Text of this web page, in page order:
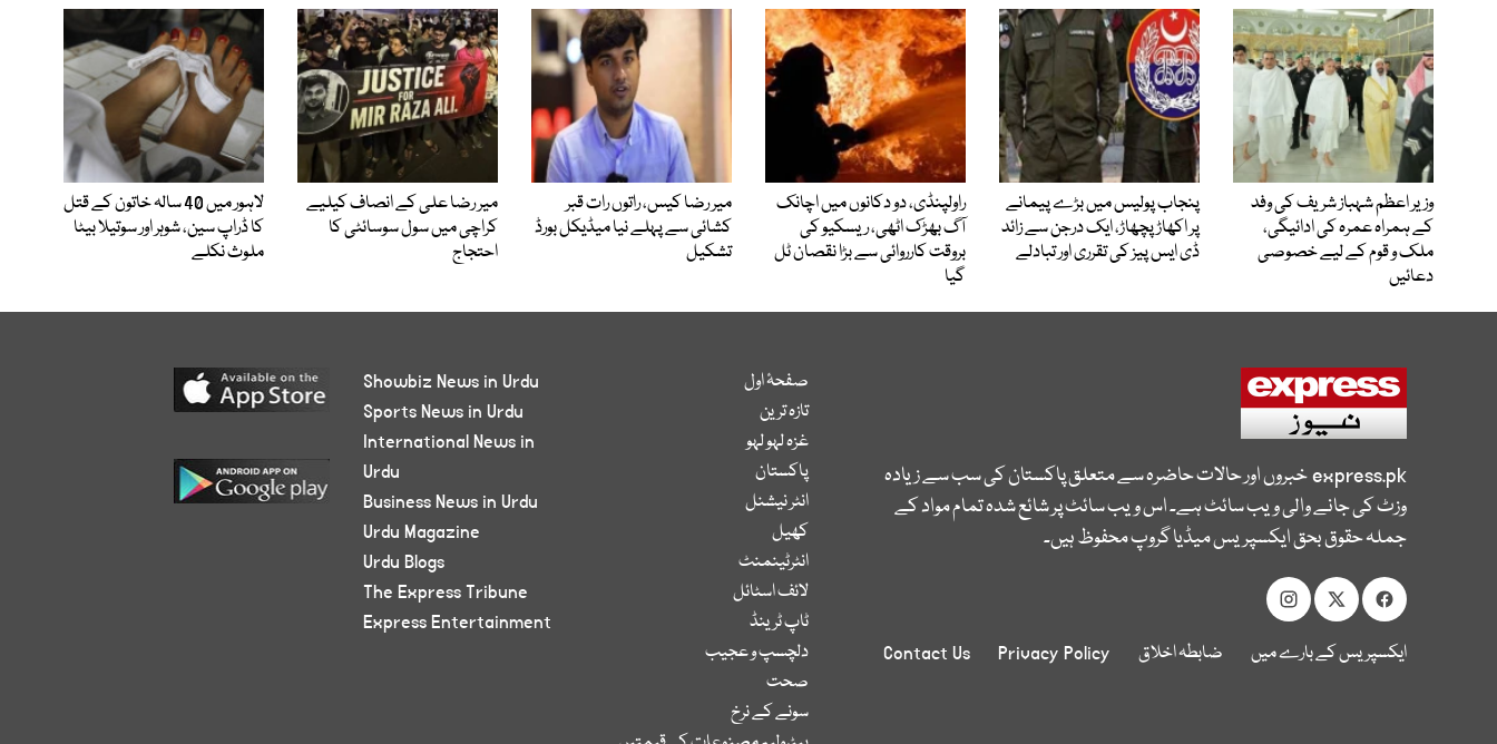
وزیر اعظم شہباز شریف کی وفد
کے ہمراہ عمرہ کی ادائیگی،
ملک و قوم کے لیے خصوصی
دعائیں
پنجاب پولیس میں بڑے پیمانے
پر اکھاڑ پچھاڑ، ایک درجن سے زائد
ڈی ایس پیز کی تقرری اور تبادلے
راولپنڈی، دو دکانوں میں اچانک
آگ بھڑک اٹھی، ریسکیو کی
بروقت کارروائی سے بڑا نقصان ٹل
گیا
میر رضا کیس، راتوں رات قبر
کشائی سے پہلے نیا میڈیکل بورڈ
تشکیل
میر رضا علی کے انصاف کیلیے
کراچی میں سول سوسائٹی کا
احتجاج
لاہور میں 40 سالہ خاتون کے قتل
کا ڈراپ سین، شوہر اور سوتیلا بیٹا
ملوث نکلے
express.pkخبروں اور حالات حاضرہ سے متعلق پاکستان کی سب سے زیادہ
وزٹ کی جانے والی ویب سائٹ ہے۔ اس ویب سائٹ پر شائع شدہ تمام مواد کے
جملہ حقوق بحق ایکسپریس میڈیا گروپ محفوظ ہیں۔
ایکسپریس کے بارے میں ضابطہ اخلاق Privacy Policy
Contact Us
صفحۂ اول
تازہ ترین
غزہ لہو لہو
پاکستان
انٹر نیشنل
کھیل
انٹرٹینمنٹ
لائف اسٹائل
ٹاپ ٹرینڈ
دلچسپ و عجیب
صحت
سونے کے نرخ
Showbiz News in Urdu
Sports News in Urdu
International News in
Urdu
Business News in Urdu
Urdu Magazine
Urdu Blogs
The Express Tribune
Express Entertainment